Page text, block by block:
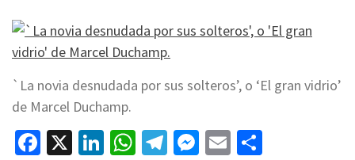
`La novia desnudada por sus solteros’, o ‘El gran vidrio’
de Marcel Duchamp.
Facebook
X LinkedIn
WhatsApp
Telegram
Messenger
Email